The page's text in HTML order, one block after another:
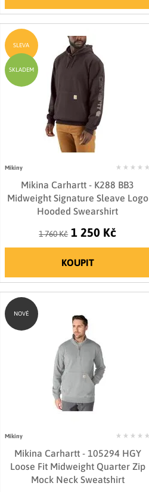
Mikiny
Mikina Carhartt - K288 BB3
Midweight Signature Sleave Logo
Hooded Swearshirt
1 760 Kč 1 250 Kč
KOUPIT
SLEVA
SKLADEM
Mikiny
Mikina Carhartt - 105294 HGY
Loose Fit Midweight Quarter Zip
Mock Neck Sweatshirt
NOVÉ